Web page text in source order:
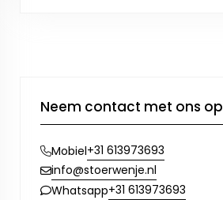
Neem contact met ons op
Mobiel+31 613973693
info@stoerwenje.nl
Whatsapp+31 613973693